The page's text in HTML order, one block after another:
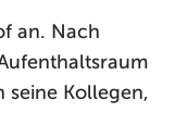
an. Nach
seine Kollegen,